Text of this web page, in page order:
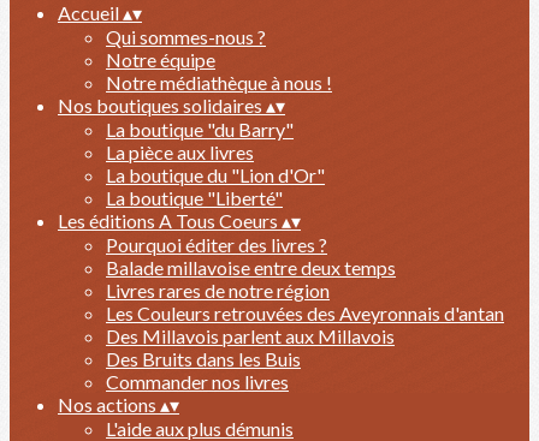
Accueil▴▾
Qui sommes-nous ?
Notre équipe
Notre médiathèque à nous !
Nos boutiques solidaires ▴▾
La boutique "du Barry"
La pièce aux livres
La boutique du "Lion d'Or"
La boutique "Liberté"
Les éditions A Tous Coeurs ▴▾
Pourquoi éditer des livres ?
Balade millavoise entre deux temps
Livres rares de notre région
Les Couleurs retrouvées des Aveyronnais d'antan
Des Millavois parlent aux Millavois
Des Bruits dans les Buis
Commander nos livres
Nos actions ▴▾
L'aide aux plus démunis